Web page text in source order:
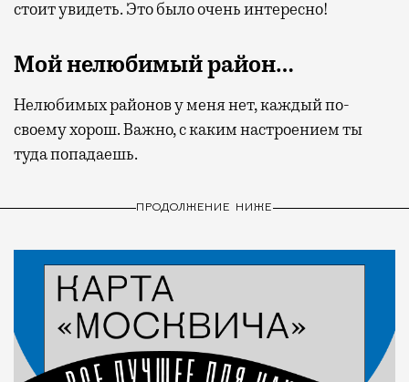
стоит увидеть. Это было очень интересно!
Мой нелюбимый район…
Нелюбимых районов у меня нет, каждый по-
своему хорош. Важно, с каким настроением ты
туда попадаешь.
ПРОДОЛЖЕНИЕ НИЖЕ